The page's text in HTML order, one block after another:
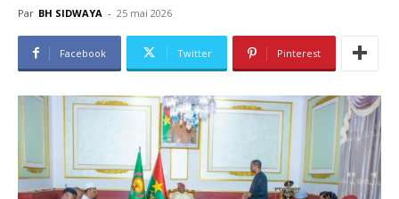
Par BH SIDWAYA - 25 mai 2026
Facebook Twitter Pinterest